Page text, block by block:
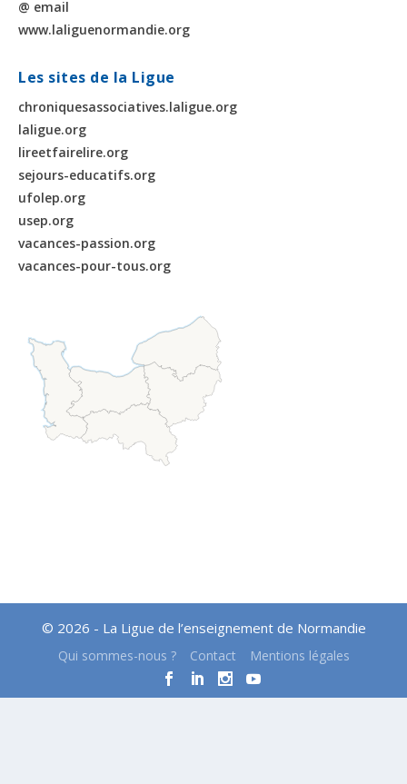
@ email
www.laliguenormandie.org
Les sites de la Ligue
chroniquesassociatives.laligue.org
laligue.org
lireetfairelire.org
sejours-educatifs.org
ufolep.org
usep.org
vacances-passion.org
vacances-pour-tous.org
© 2026 - La Ligue de l’enseignement de Normandie
Qui sommes-nous ? Contact Mentions légales